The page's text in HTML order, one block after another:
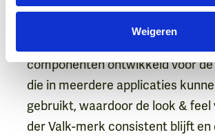
Weigeren
componenten ontwikkeld voor
die in meerdere applicaties
gebruikt, waardoor de look & feel
der Valk-merk consistent blijft en